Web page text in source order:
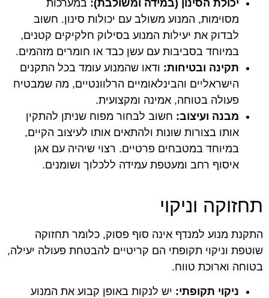
יכולת הסינון (במידה ומשולבת): במערכות
מסוימות, המנוע משולב עם יכולות סינון. חשוב
לבדוק את יעילות המנוע בסילוק חלקיקים קטנים,
במיוחד בסביבות עם עשן כבד או חומרים מזהמים.
תקינה ובטיחות: ודאו שהמנוע עומד בכל התקנים
הישראליים והבינלאומיים הרלוונטיים, מה שמבטיח
פעולה בטוחה, אמינה ומקצועית.
מבנה ועיצוב: חשוב לבחור מפוח שניתן להתקין
אותו בצורות שונות ולהתאים אותו לעיצוב הקיים,
במיוחד במטבחים פרטיים. רצוי שיהיה עם אגן
איסוף רחב ומעטפת עמידה ללכלוך ושומנים.
תחזוקה וניקוי
התקנת מנוע למנדף אינה סוף פסוק, כלומר תחזוקה
שוטפת וניקוי תקופתי הם קריטיים להבטחת פעולה יעילה,
בטוחה וארוכת טווח.
ניקוי תקופתי: יש לנקות באופן קבוע את המנוע